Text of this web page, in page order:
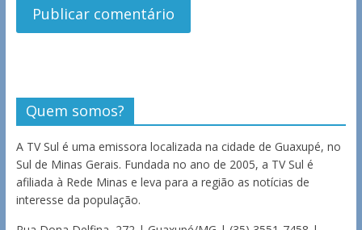
Quem somos?
A TV Sul é uma emissora localizada na cidade de Guaxupé, no
Sul de Minas Gerais. Fundada no ano de 2005, a TV Sul é
afiliada à Rede Minas e leva para a região as notícias de
interesse da população.